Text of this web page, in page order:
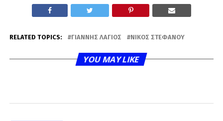
RELATED TOPICS: ΓΙΆΝΝΗΣ ΛΆΓΙΟΣ ΝΊΚΟΣ ΣΤΕΦΆΝΟΥ
YOU MAY LIKE